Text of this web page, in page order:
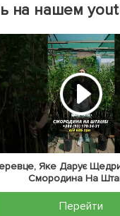
на нашем
Яке Дарує
Смородина На
Перейти